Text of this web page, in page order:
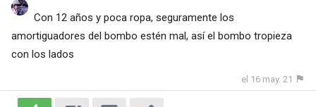
Con 12 años y poca ropa, seguramente los
amortiguadores del bombo estén mal, así el bombo tropieza
con los lados
el 16 may. 21